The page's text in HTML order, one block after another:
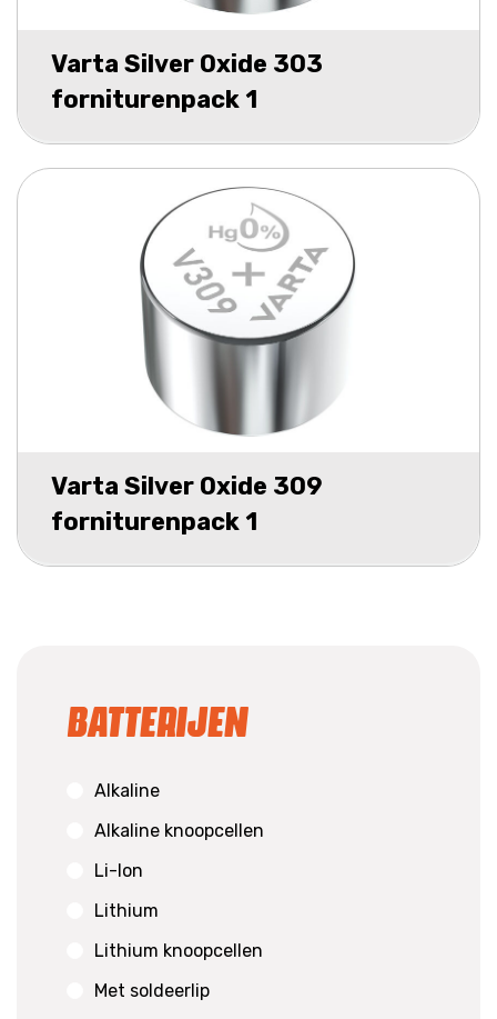
Varta Silver Oxide 303
forniturenpack 1
Varta Silver Oxide 309
forniturenpack 1
Batterijen
Alkaline
Alkaline knoopcellen
Li-Ion
Lithium
Lithium knoopcellen
Met soldeerlip